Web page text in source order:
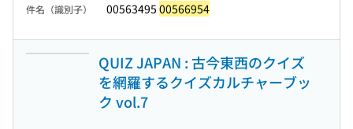
件名（識別子） 00563495 00566954
QUIZ JAPAN : 古今東西のクイズ
を網羅するクイズカルチャーブッ
ク vol.7